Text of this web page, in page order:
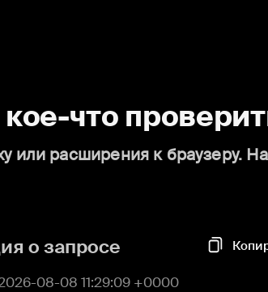
что
или расширения к браузеру.
о запросе
08-08 11:29:09 +0000